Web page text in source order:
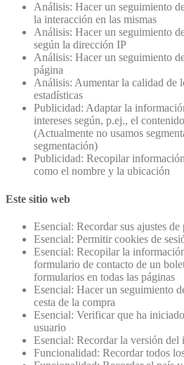
Análisis: Hacer un seguimiento
la interacción en las mismas
Análisis: Hacer un seguimiento
según la dirección IP
Análisis: Hacer un seguimiento
página
Análisis: Aumentar la calidad de
estadísticas
Publicidad: Adaptar la
intereses según, p.ej., el
(Actualmente no usamos
segmentación)
Publicidad: Recopilar
como el nombre y la ubicación
Este sitio web
Esencial: Recordar sus ajustes
Esencial: Permitir cookies de
Esencial: Recopilar la
formulario de contacto de un
formularios en todas las páginas
Esencial: Hacer un seguimiento
cesta de la compra
Esencial: Verificar que ha
usuario
Esencial: Recordar la versión del
Funcionalidad: Recordar todos